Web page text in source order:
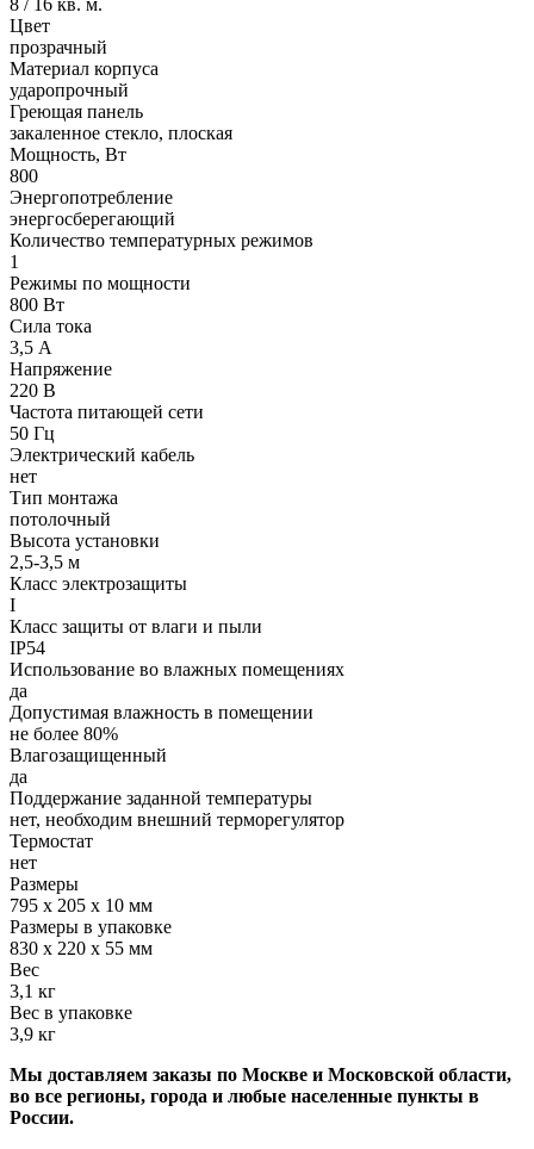
Цвет
прозрачный
Материал корпуса
ударопрочный
Греющая панель
закаленное стекло, плоская
Мощность, Вт
800
Энергопотребление
энергосберегающий
Количество температурных режимов
1
Режимы по мощности
800 Вт
Сила тока
3,5 А
Напряжение
220 В
Частота питающей сети
50 Гц
Электрический кабель
нет
Тип монтажа
потолочный
Высота установки
2,5-3,5 м
Класс электрозащиты
I
Класс защиты от влаги и пыли
IP54
Использование во влажных помещениях
да
Допустимая влажность в помещении
не более 80%
Влагозащищенный
да
Поддержание заданной температуры
нет, необходим внешний терморегулятор
Термостат
нет
Размеры
795 х 205 х 10 мм
Размеры в упаковке
830 х 220 х 55 мм
Вес
3,1 кг
Вес в упаковке
3,9 кг
Мы доставляем заказы по Москве и Московской области,
во все регионы, города и любые населенные пункты в
России.